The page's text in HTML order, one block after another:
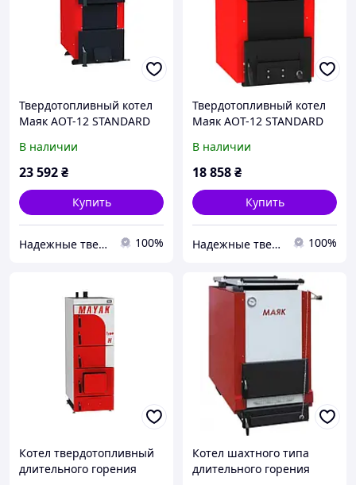
Твердотопливный котел
Маяк АОТ-12 STANDARD
В наличии
23 592₴
Купить
Надежные твердотопливные котлы от teplo-street.com.ua 100%
Твердотопливный котел
Маяк АОТ-12 STANDARD
В наличии
18 858₴
Купить
Надежные твердотопливные котлы от teplo-street.com.ua 100%
Котел твердотопливный
длительного горения
Котел шахтного типа
длительного горения